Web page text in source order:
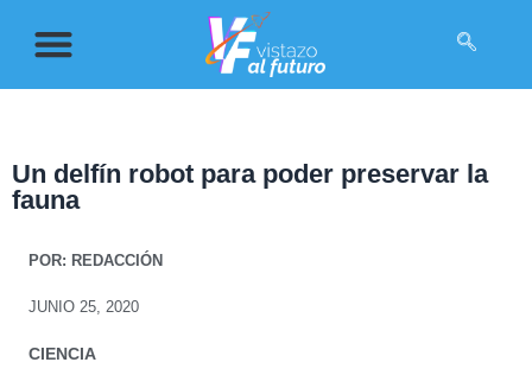
Un delfín robot para poder preservar la
fauna
POR: REDACCIÓN
JUNIO 25, 2020
CIENCIA